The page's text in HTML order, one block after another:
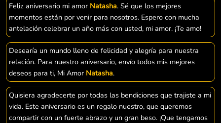
Feliz aniversario mi amor Natasha. Sé que los mejores
momentos están por venir para nosotros. Espero con mucha
antelación celebrar un año más con usted, mi amor. ¡Te amo!
Desearía un mundo lleno de felicidad y alegría para nuestra
relación. Para nuestro aniversario, envío todos mis mejores
deseos para ti, Mi Amor Natasha.
Quisiera agradecerte por todas las bendiciones que trajiste a mi
vida. Este aniversario es un regalo nuestro, que queremos
compartir con un fuerte abrazo y un gran beso. ¡Que tengamos